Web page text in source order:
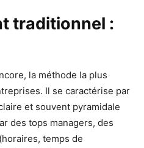
traditionnel :
la méthode la plus
Il se caractérise par
et souvent pyramidale
des tops managers, des
temps de